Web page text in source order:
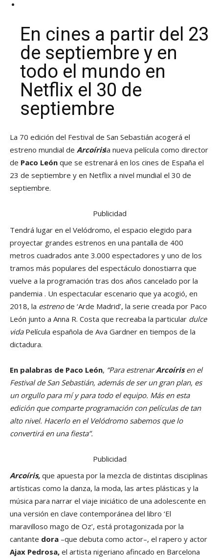
En cines a partir del 23
de septiembre y en
todo el mundo en
Netflix el 30 de
septiembre
La 70 edición del Festival de San Sebastián acogerá el
estreno mundial de Arcoírisla nueva película como director
de Paco León que se estrenará en los cines de España el
23 de septiembre y en Netflix a nivel mundial el 30 de
septiembre.
Publicidad
Tendrá lugar en el Velódromo, el espacio elegido para
proyectar grandes estrenos en una pantalla de 400
metros cuadrados ante 3.000 espectadores y uno de los
tramos más populares del espectáculo donostiarra que
vuelve a la programación tras dos años cancelado por la
pandemia . Un espectacular escenario que ya acogió, en
2018, la estrenode ‘Arde Madrid’, la serie creada por Paco
León junto a Anna R. Costa que recreaba la particular dulce
vidaPelícula española de Ava Gardner en tiempos de la
dictadura.
En palabras de Paco León, “Para estrenarArcoírisen el
Festival de San Sebastián, además de ser un gran plan, es
un orgullo para mí y para todo el equipo. Más en esta
edición que comparte programación con películas de tan
alto nivel. Hacerlo en el Velódromo sabemos que lo
convertirá en una fiesta”.
Publicidad
Arcoíris, que apuesta por la mezcla de distintas disciplinas
artísticas como la danza, la moda, las artes plásticas y la
música para narrar el viaje iniciático de una adolescente en
una versión en clave contemporánea del libro ‘El
maravilloso mago de Oz’, está protagonizada por la
cantante dora –que debuta como actor–, el rapero y actor
Ajax Pedrosa, el artista nigeriano afincado en Barcelona